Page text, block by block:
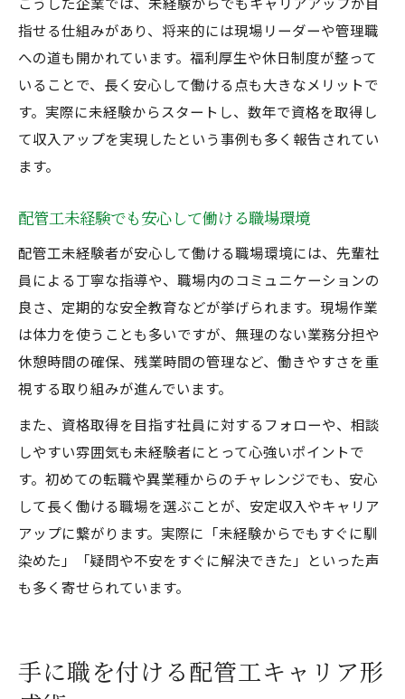
指せる仕組みがあり、将来的には現場リーダーや管理職
への道も開かれています。福利厚生や休日制度が整って
いることで、長く安心して働ける点も大きなメリットで
す。実際に未経験からスタートし、数年で資格を取得し
て収入アップを実現したという事例も多く報告されてい
ます。
配管工未経験でも安心して働ける職場環境
配管工未経験者が安心して働ける職場環境には、先輩社
員による丁寧な指導や、職場内のコミュニケーションの
良さ、定期的な安全教育などが挙げられます。現場作業
は体力を使うことも多いですが、無理のない業務分担や
休憩時間の確保、残業時間の管理など、働きやすさを重
視する取り組みが進んでいます。
また、資格取得を目指す社員に対するフォローや、相談
しやすい雰囲気も未経験者にとって心強いポイントで
す。初めての転職や異業種からのチャレンジでも、安心
して長く働ける職場を選ぶことが、安定収入やキャリア
アップに繋がります。実際に「未経験からでもすぐに馴
染めた」「疑問や不安をすぐに解決できた」といった声
も多く寄せられています。
手に職を付ける配管工キャリア形